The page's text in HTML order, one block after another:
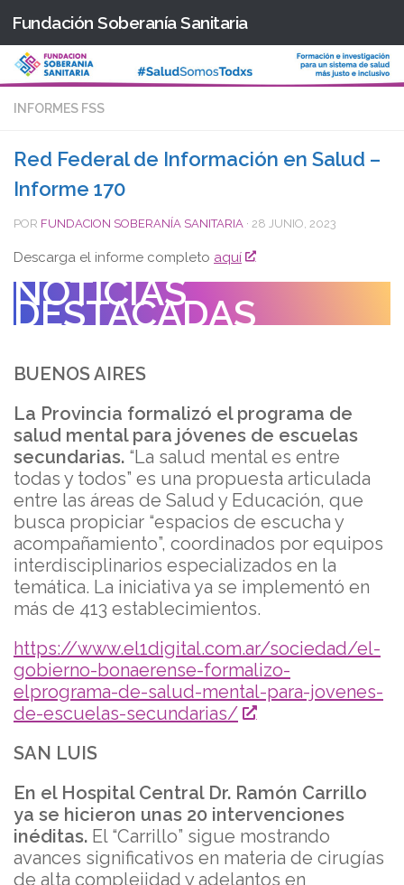
Saltar al contenido
Fundación Soberanía Sanitaria
INFORMES FSS
Red Federal de Información en Salud –
Informe 170
POR FUNDACION SOBERANÍA SANITARIA · 28 JUNIO, 2023
Descarga el informe completo aquí
NOTICIAS
DESTACADAS
BUENOS AIRES
La Provincia formalizó el programa de
salud mental para jóvenes de escuelas
secundarias. “La salud mental es entre
todas y todos” es una propuesta articulada
entre las áreas de Salud y Educación, que
busca propiciar “espacios de escucha y
acompañamiento”, coordinados por equipos
interdisciplinarios especializados en la
temática. La iniciativa ya se implementó en
más de 413 establecimientos.
https://www.el1digital.com.ar/sociedad/el-
gobierno-bonaerense-formalizo-
elprograma-de-salud-mental-para-jovenes-
de-escuelas-secundarias/
SAN LUIS
En el Hospital Central Dr. Ramón Carrillo
ya se hicieron unas 20 intervenciones
inéditas. El “Carrillo” sigue mostrando
avances significativos en materia de cirugías
de alta complejidad y adelantos en